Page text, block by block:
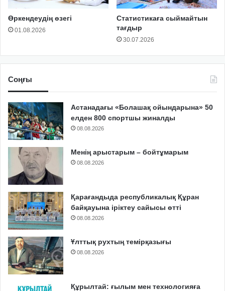
Өркендеудің өзегі
01.08.2026
Статистикаға сыймайтын
тағдыр
30.07.2026
Соңғы
Астанадағы «Болашақ ойындарына» 50
елден 800 спортшы жиналды
08.08.2026
Менің арыстарым – бойтұмарым
08.08.2026
Қарағандыда республикалық Құран
байқауына іріктеу сайысы өтті
08.08.2026
Ұлттық рухтың темірқазығы
08.08.2026
Құрылтай: ғылым мен технологияға